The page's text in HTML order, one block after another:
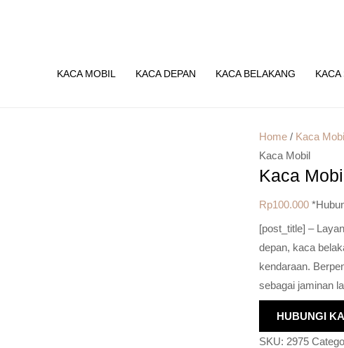
KACA MOBIL KACA DEPAN KACA BELAKANG KACA
Home / Kaca
Kaca Mobil
Kaca
Rp100.000
[post_title] –
depan, kaca
kendaraan.
sebagai jaminan
HUBUNGI
SKU: 2975